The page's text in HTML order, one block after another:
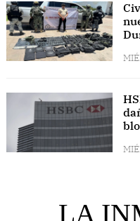
LA